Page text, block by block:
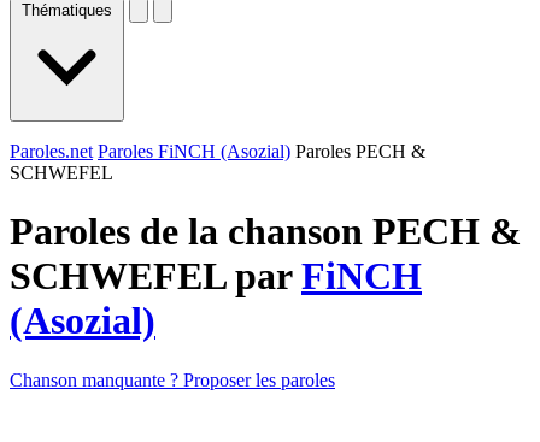
Thématiques
Paroles.net Paroles FiNCH (Asozial) Paroles PECH &
SCHWEFEL
Paroles de la chanson PECH &
SCHWEFEL parFiNCH
(Asozial)
Chanson manquante ? Proposer les paroles